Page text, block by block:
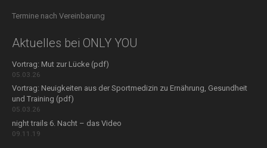
Termine nach Vereinbarung
Aktuelles bei ONLY YOU
Vortrag: Mut zur Lücke (pdf)
05.03.26
Vortrag: Neuigkeiten aus der Sportmedizin zu Ernährung, Gesundheit
und Training (pdf)
05.03.26
night trails 6. Nacht – das Video
09.11.19